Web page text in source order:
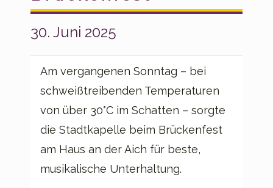
30. Juni 2025
Am vergangenen Sonntag – bei
schweißtreibenden Temperaturen
von über 30°C im Schatten – sorgte
die Stadtkapelle beim Brückenfest
am Haus an der Aich für beste,
musikalische Unterhaltung.